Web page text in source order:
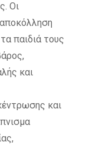
Οι
παιδιά τους
και
και